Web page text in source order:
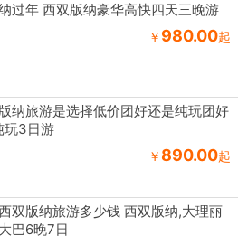
过年 西双版纳豪华高快四天三晚游
￥ 980.00起
纳旅游是选择低价团好还是纯玩团好
玩3日游
￥ 890.00起
双版纳旅游多少钱 西双版纳,大理丽
巴6晚7日